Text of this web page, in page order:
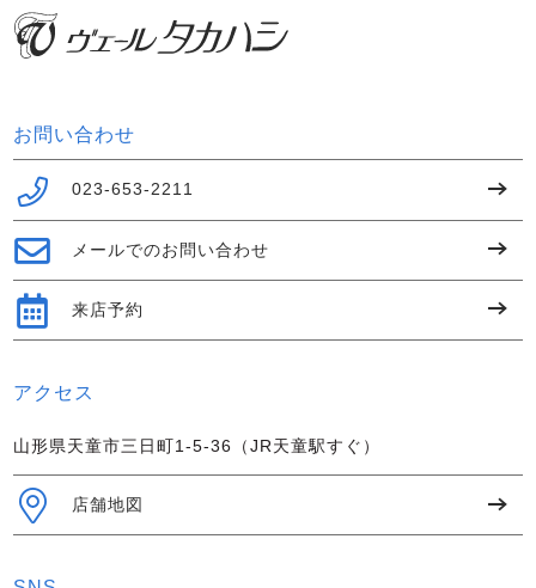
お問い合わせ
023-653-2211
メールでのお問い合わせ
来店予約
アクセス
山形県天童市三日町1-5-36（JR天童駅すぐ）
店舗地図